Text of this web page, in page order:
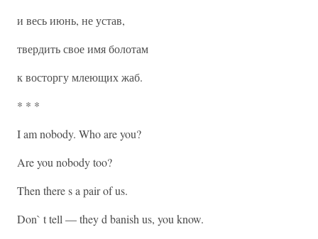
и весь июнь, не устав,
твердить свое имя болотам
к восторгу млеющих жаб.
* * *
I am nobody. Who are you?
Are you nobody too?
Then there s a pair of us.
Don` t tell — they d banish us, you know.